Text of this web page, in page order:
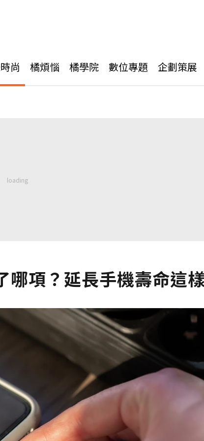
尚 橘煩惱 橘學院 數位專題 企劃策展
哪項？延長手機壽命這